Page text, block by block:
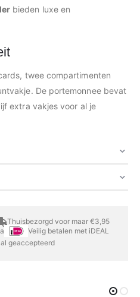
bieden luxe en
twee compartimenten
De portemonnee bevat
extra vakjes voor al je
Thuisbezorgd voor maar €3,95
Veilig betalen met iDEAL
geaccepteerd